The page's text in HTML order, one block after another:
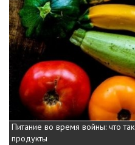
Питание во время войны: что
продукты